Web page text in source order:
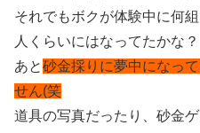
それでもボクが体験中に何
人くらいにはなってたかな？
あと砂金採りに夢中になっ
せん(笑
道具の写真だったり、砂金